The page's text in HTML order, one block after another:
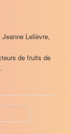
Lelièvre,
de fruits de